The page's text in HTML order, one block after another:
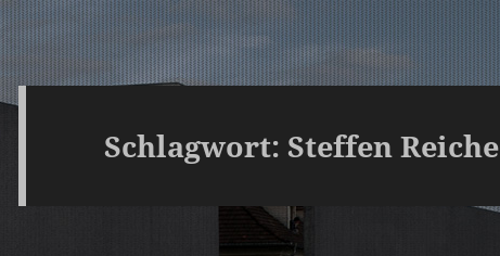
Schlagwort:Steffen Reiche